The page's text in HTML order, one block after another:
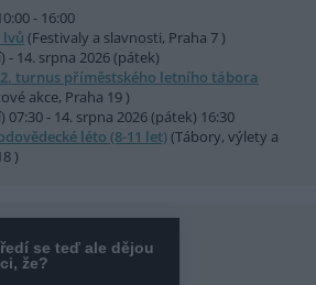
- 16:00
lvů (Festivaly a slavnosti, Praha 7 )
- 14. srpna 2026 (pátek)
turnus příměstského letního tábora
akce, Praha 19 )
07:30 - 14. srpna 2026 (pátek) 16:30
léto (8-11 let)(Tábory, výlety a
)